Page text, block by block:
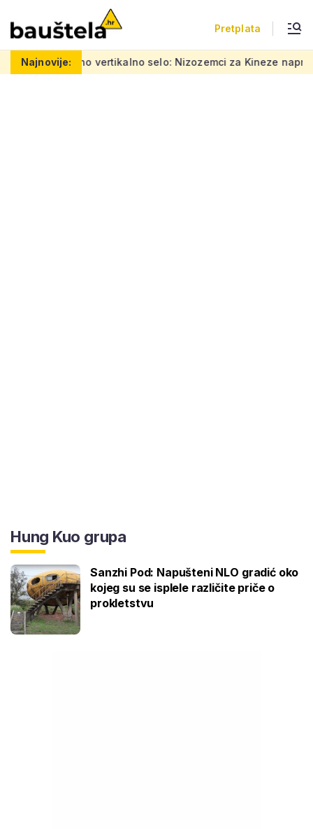
Pretplata
Najnovije:
Šareno vertikalno selo: Nizozemci za Kineze napravili
Hung Kuo grupa
Sanzhi Pod: Napušteni NLO gradić oko
kojeg su se isplele različite priče o
prokletstvu